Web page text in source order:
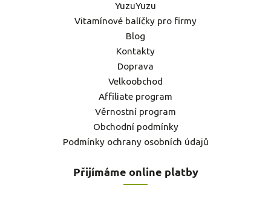
YuzuYuzu
Vitamínové balíčky pro firmy
Blog
Kontakty
Doprava
Velkoobchod
Affiliate program
Věrnostní program
Obchodní podmínky
Podmínky ochrany osobních údajů
Přijímáme online platby